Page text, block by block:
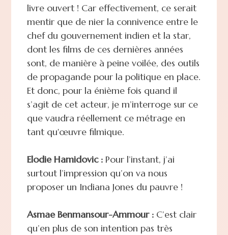
livre ouvert ! Car effectivement, ce serait
mentir que de nier la connivence entre le
chef du gouvernement indien et la star,
dont les films de ces dernières années
sont, de manière à peine voilée, des outils
de propagande pour la politique en place.
Et donc, pour la énième fois quand il
s’agit de cet acteur, je m’interroge sur ce
que vaudra réellement ce métrage en
tant qu'œuvre filmique.
Elodie Hamidovic : Pour l’instant, j’ai
surtout l’impression qu’on va nous
proposer un Indiana Jones du pauvre !
Asmae Benmansour-Ammour :C’est clair
qu’en plus de son intention pas très